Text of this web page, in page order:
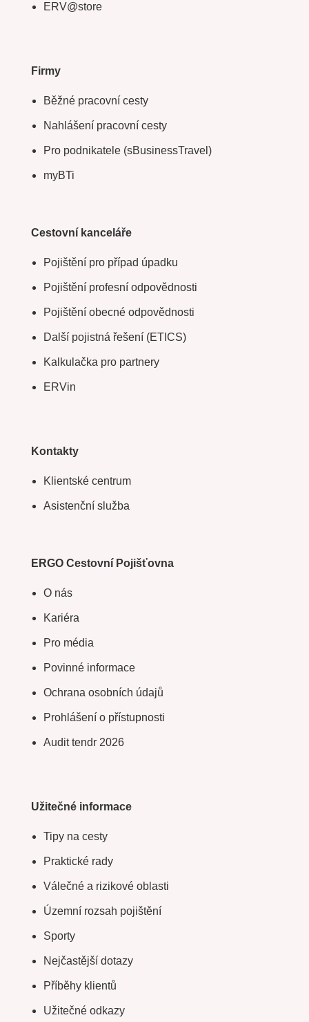
ERV@store
Firmy
Běžné pracovní cesty
Nahlášení pracovní cesty
Pro podnikatele (sBusinessTravel)
myBTi
Cestovní kanceláře
Pojištění pro případ úpadku
Pojištění profesní odpovědnosti
Pojištění obecné odpovědnosti
Další pojistná řešení (ETICS)
Kalkulačka pro partnery
ERVin
Kontakty
Klientské centrum
Asistenční služba
ERGO Cestovní Pojišťovna
O nás
Kariéra
Pro média
Povinné informace
Ochrana osobních údajů
Prohlášení o přístupnosti
Audit tendr 2026
Užitečné informace
Tipy na cesty
Praktické rady
Válečné a rizikové oblasti
Územní rozsah pojištění
Sporty
Nejčastější dotazy
Příběhy klientů
Užitečné odkazy